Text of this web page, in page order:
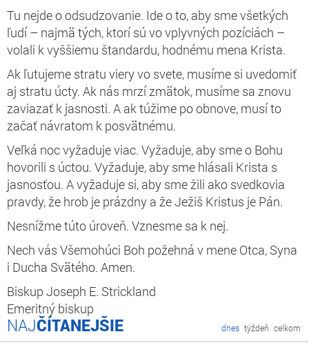
Tu nejde o odsudzovanie. Ide o to, aby sme všetkých
ľudí – najmä tých, ktorí sú vo vplyvných pozíciách –
volali k vyššiemu štandardu, hodnému mena Krista.
Ak ľutujeme stratu viery vo svete, musíme si uvedomiť
aj stratu úcty. Ak nás mrzí zmätok, musíme sa znovu
zaviazať k jasnosti. A ak túžime po obnove, musí to
začať návratom k posvätnému.
Veľká noc vyžaduje viac. Vyžaduje, aby sme o Bohu
hovorili s úctou. Vyžaduje, aby sme hlásali Krista s
jasnosťou. A vyžaduje si, aby sme žili ako svedkovia
pravdy, že hrob je prázdny a že Ježiš Kristus je Pán.
Nesnížme túto úroveň. Vznesme sa k nej.
Nech vás Všemohúci Boh požehná v mene Otca, Syna
i Ducha Svätého. Amen.
Biskup Joseph E. Strickland
Emeritný biskup
ČÍTANEJŠIE dnes týždeň celkom